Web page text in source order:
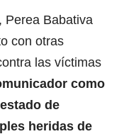
Perea Babativa
con otras
las víctimas
como
de
heridas de